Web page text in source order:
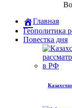
Главная
Геополитика
Повестка дня